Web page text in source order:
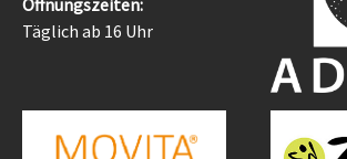
Öffnungszeiten:
Täglich ab 16 Uhr